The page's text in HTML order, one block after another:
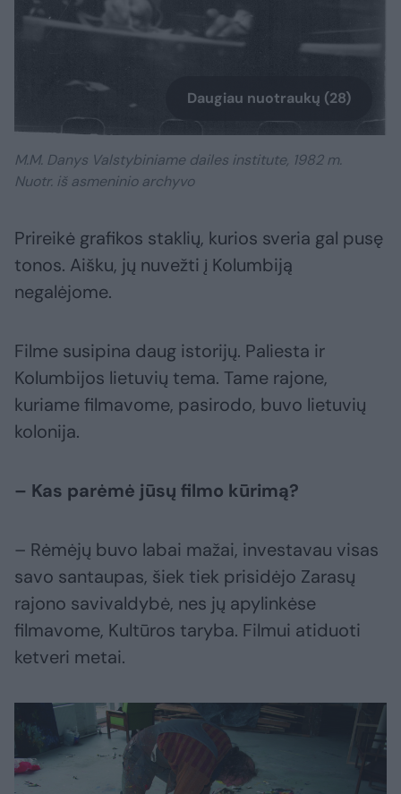
Daugiau nuotraukų (28)
M.M. Danys Valstybiniame dailes institute, 1982 m.
Nuotr. iš asmeninio archyvo
Prireikė grafikos staklių, kurios sveria gal pusę
tonos. Aišku, jų nuvežti į Kolumbiją
negalėjome.
Filme susipina daug istorijų. Paliesta ir
Kolumbijos lietuvių tema. Tame rajone,
kuriame filmavome, pasirodo, buvo lietuvių
kolonija.
– Kas parėmė jūsų filmo kūrimą?
– Rėmėjų buvo labai mažai, investavau visas
savo santaupas, šiek tiek prisidėjo Zarasų
rajono savivaldybė, nes jų apylinkėse
filmavome, Kultūros taryba. Filmui atiduoti
ketveri metai.